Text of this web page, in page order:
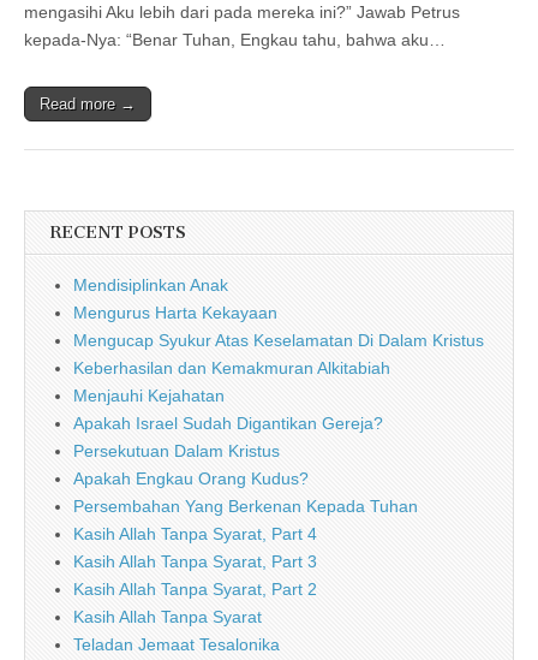
mengasihi Aku lebih dari pada mereka ini?” Jawab Petrus
kepada-Nya: “Benar Tuhan, Engkau tahu, bahwa aku…
Read more →
RECENT POSTS
Mendisiplinkan Anak
Mengurus Harta Kekayaan
Mengucap Syukur Atas Keselamatan Di Dalam Kristus
Keberhasilan dan Kemakmuran Alkitabiah
Menjauhi Kejahatan
Apakah Israel Sudah Digantikan Gereja?
Persekutuan Dalam Kristus
Apakah Engkau Orang Kudus?
Persembahan Yang Berkenan Kepada Tuhan
Kasih Allah Tanpa Syarat, Part 4
Kasih Allah Tanpa Syarat, Part 3
Kasih Allah Tanpa Syarat, Part 2
Kasih Allah Tanpa Syarat
Teladan Jemaat Tesalonika